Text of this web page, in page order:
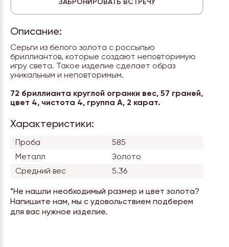
Описание:
Серьги из белого золота с россыпью
бриллиантов, которые создают неповторимую
игру света. Такое изделие сделает образ
уникальным и неповторимым.
72 бриллианта круглой огранки вес, 57 граней,
цвет 4, чистота 4, группа А, 2 карат.
Характеристики:
Проба
585
Металл
Золото
Средний вес
5.36
*Не нашли необходимый размер и цвет золота?
Напишите нам, мы с удовольствием подберем
для вас нужное изделие.